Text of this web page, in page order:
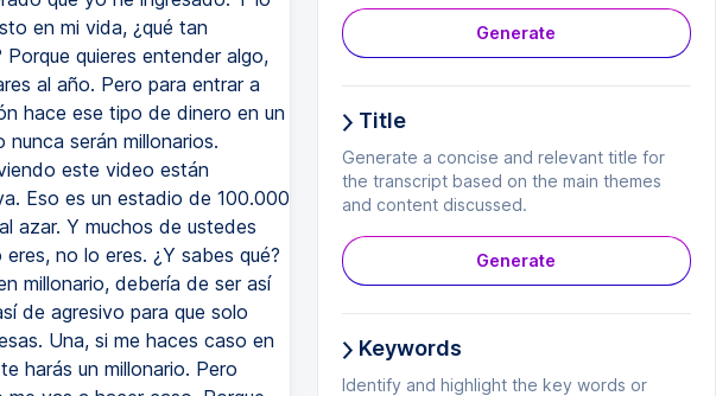
Generate
Title
Generate a concise and relevant title for
the transcript based on the main themes
and content discussed.
Generate
Keywords
Identify and highlight the key words or